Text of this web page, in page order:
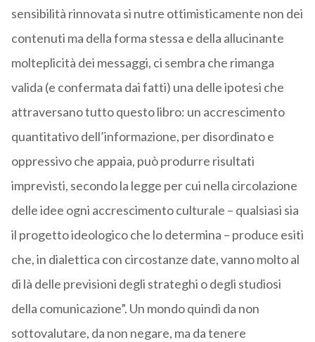
sensibilità rinnovata si nutre ottimisticamente non dei
contenuti ma della forma stessa e della allucinante
molteplicità dei messaggi, ci sembra che rimanga
valida (e confermata dai fatti) una delle ipotesi che
attraversano tutto questo libro: un accrescimento
quantitativo dell’informazione, per disordinato e
oppressivo che appaia, può produrre risultati
imprevisti, secondo la legge per cui nella circolazione
delle idee ogni accrescimento culturale – qualsiasi sia
il progetto ideologico che lo determina – produce esiti
che, in dialettica con circostanze date, vanno molto al
di là delle previsioni degli strateghi o degli studiosi
della comunicazione”. Un mondo quindi da non
sottovalutare, da non negare, ma da tenere